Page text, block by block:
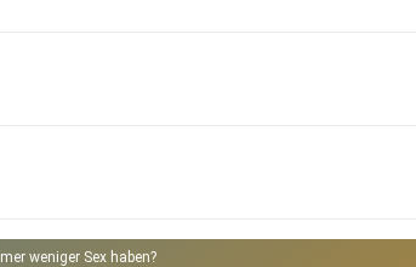
weniger Sex haben?